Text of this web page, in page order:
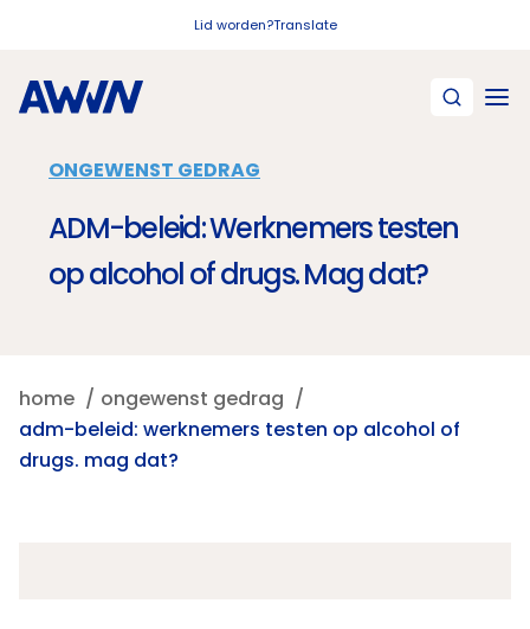
Lid worden?Translate
ONGEWENST GEDRAG
ADM-beleid: Werknemers testen
op alcohol of drugs. Mag dat?
home
ongewenst gedrag
adm-beleid: werknemers testen op alcohol of
drugs. mag dat?